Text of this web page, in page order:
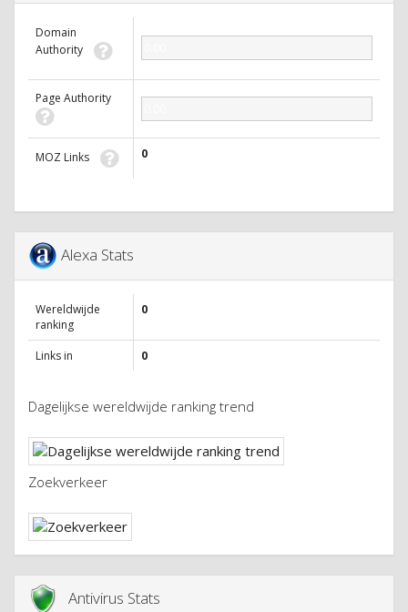
Domain
Authority
Page Authority
MOZ Links 0
Alexa Stats
Wereldwijde
ranking
0
Links in 0
Dagelijkse wereldwijde ranking trend
Zoekverkeer
Antivirus Stats